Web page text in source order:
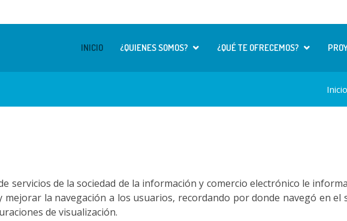
INICIO ¿QUIENES SOMOS? ¿QUÉ TE OFRECEMOS?
Inicio
servicios de la sociedad de la información y comercio electrónico le
la navegación a los usuarios, recordando por donde navegó en el
de visualización.